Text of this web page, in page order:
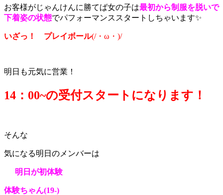
お客様がじゃんけんに勝てば女の子は最初から制服を脱いで
下着姿の状態でパフォーマンススタートしちゃいます✨
いざっ！ プレイボール(/・ω・)/
明日も元気に営業！
14：00~の受付スタートになります！
そんな
気になる明日のメンバーは
明日が初体験
体験ちゃん(19-)